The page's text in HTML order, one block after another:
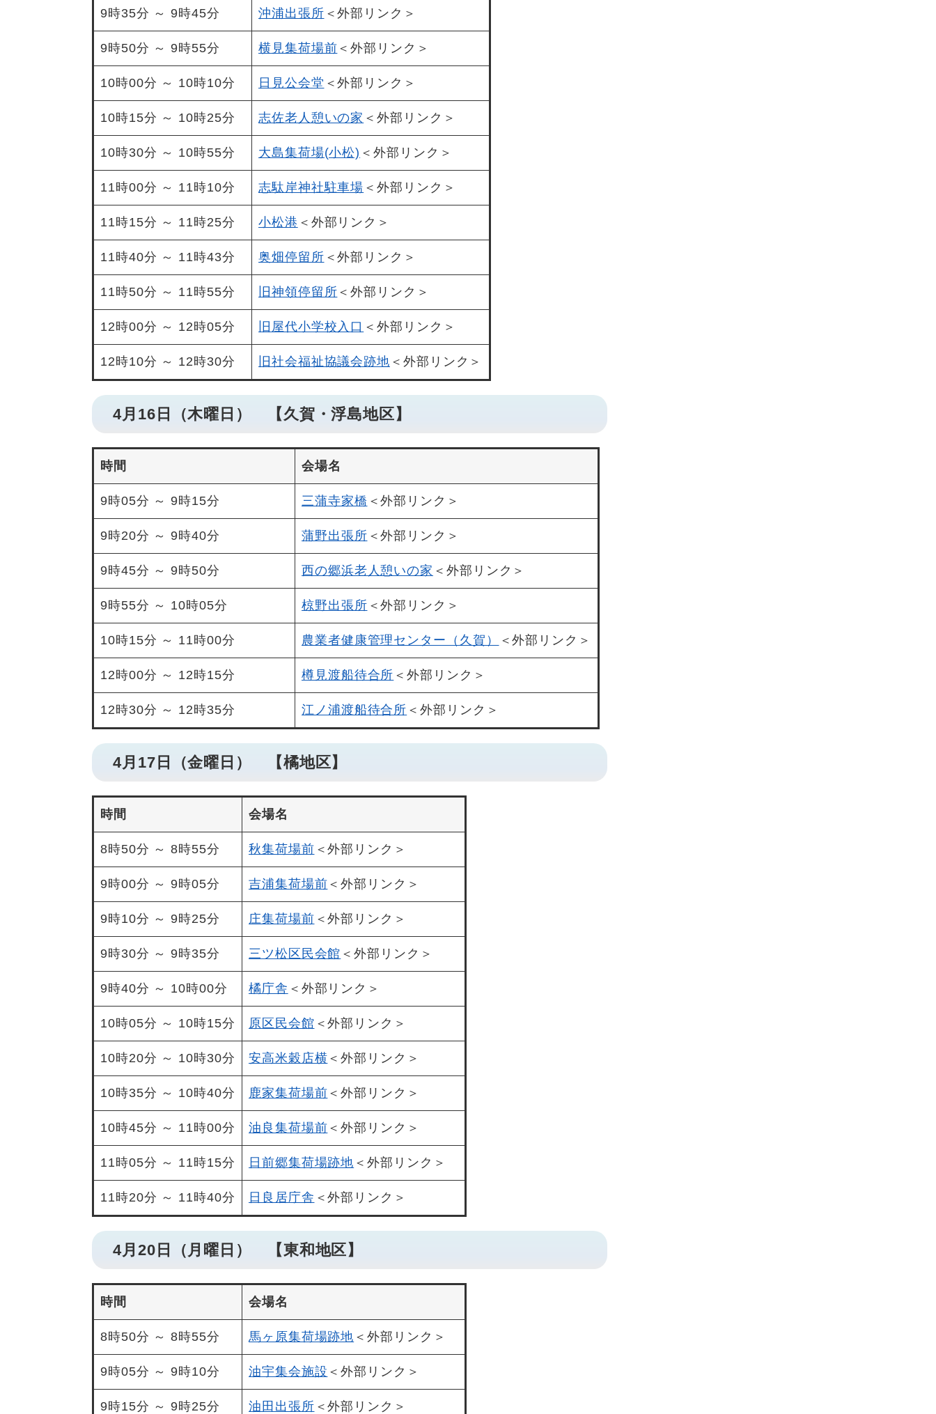
9時35分 ～ 9時45分 沖浦出張所 ＜外部リンク＞
9時50分 ～ 9時55分 横見集荷場前 ＜外部リンク＞
10時00分 ～ 10時10分 日見公会堂 ＜外部リンク＞
10時15分 ～ 10時25分 志佐老人憩いの家 ＜外部リンク＞
10時30分 ～ 10時55分 大島集荷場(小松) ＜外部リンク＞
11時00分 ～ 11時10分 志駄岸神社駐車場 ＜外部リンク＞
11時15分 ～ 11時25分 小松港 ＜外部リンク＞
11時40分 ～ 11時43分 奥畑停留所 ＜外部リンク＞
11時50分 ～ 11時55分 旧神領停留所 ＜外部リンク＞
12時00分 ～ 12時05分 旧屋代小学校入口 ＜外部リンク＞
12時10分 ～ 12時30分 旧社会福祉協議会跡地 ＜外部リンク＞
4月16日（木曜日） 【久賀・浮島地区】
時間 会場名
9時05分 ～ 9時15分 三蒲寺家橋 ＜外部リンク＞
9時20分 ～ 9時40分 蒲野出張所 ＜外部リンク＞
9時45分 ～ 9時50分 西の郷浜老人憩いの家 ＜外部リンク＞
9時55分 ～ 10時05分 椋野出張所 ＜外部リンク＞
10時15分 ～ 11時00分 農業者健康管理センター（久賀） ＜外部リンク＞
12時00分 ～ 12時15分 樽見渡船待合所 ＜外部リンク＞
12時30分 ～ 12時35分 江ノ浦渡船待合所 ＜外部リンク＞
4月17日（金曜日） 【橘地区】
時間 会場名
8時50分 ～ 8時55分 秋集荷場前 ＜外部リンク＞
9時00分 ～ 9時05分 吉浦集荷場前 ＜外部リンク＞
9時10分 ～ 9時25分 庄集荷場前 ＜外部リンク＞
9時30分 ～ 9時35分 三ツ松区民会館 ＜外部リンク＞
9時40分 ～ 10時00分 橘庁舎 ＜外部リンク＞
10時05分 ～ 10時15分 原区民会館 ＜外部リンク＞
10時20分 ～ 10時30分 安高米穀店横 ＜外部リンク＞
10時35分 ～ 10時40分 鹿家集荷場前 ＜外部リンク＞
10時45分 ～ 11時00分 油良集荷場前 ＜外部リンク＞
11時05分 ～ 11時15分 日前郷集荷場跡地 ＜外部リンク＞
11時20分 ～ 11時40分 日良居庁舎 ＜外部リンク＞
4月20日（月曜日） 【東和地区】
時間 会場名
8時50分 ～ 8時55分 馬ヶ原集荷場跡地 ＜外部リンク＞
9時05分 ～ 9時10分 油宇集会施設 ＜外部リンク＞
9時15分 ～ 9時25分 油田出張所 ＜外部リンク＞